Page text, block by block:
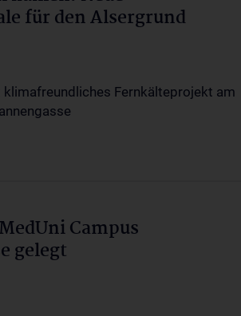
für den Alsergrund
klimafreundliches Fernkälteprojekt am
Campus
gelegt